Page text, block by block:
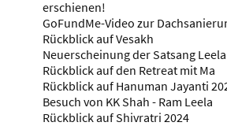
erschienen!
GoFundMe-Video zur
Rückblick auf Vesakh
Neuerscheinung der Satsang Leela
Rückblick auf den Retreat mit Ma
Rückblick auf Hanuman Jayanti
Besuch von KK Shah - Ram Leela
Rückblick auf Shivratri 2024